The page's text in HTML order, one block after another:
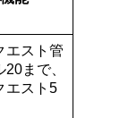
エスト管
まで、
エスト5